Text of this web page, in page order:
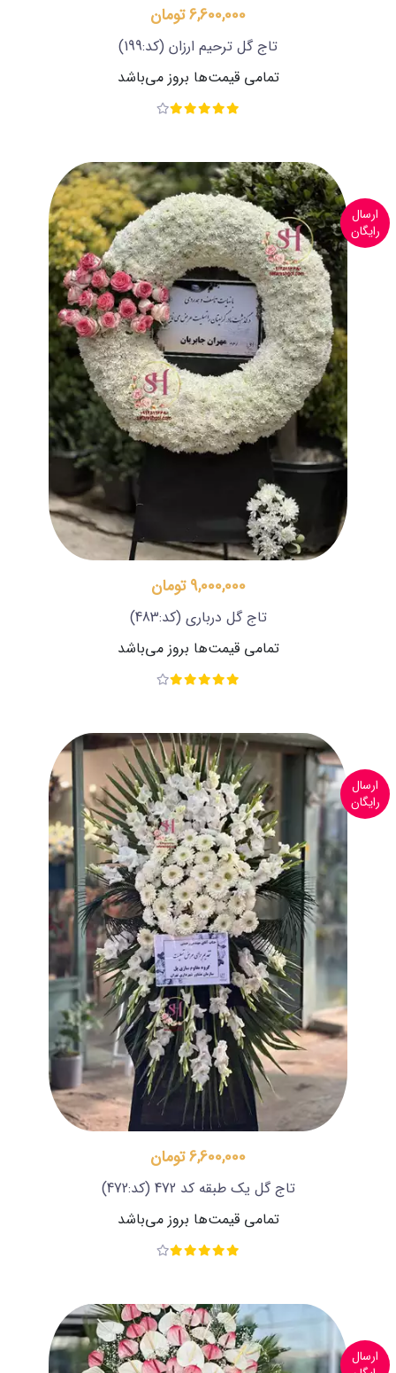
6,600,000 تومان
تاج گل ترحیم ارزان (کد:199)
تمامی قیمت‌ها بروز می‌باشد
ارسال
رایگان
9,000,000 تومان
تاج گل درباری (کد:483)
تمامی قیمت‌ها بروز می‌باشد
ارسال
رایگان
6,600,000 تومان
تاج گل یک طبقه کد 472
(کد:472)
تمامی قیمت‌ها بروز می‌باشد
ارسال